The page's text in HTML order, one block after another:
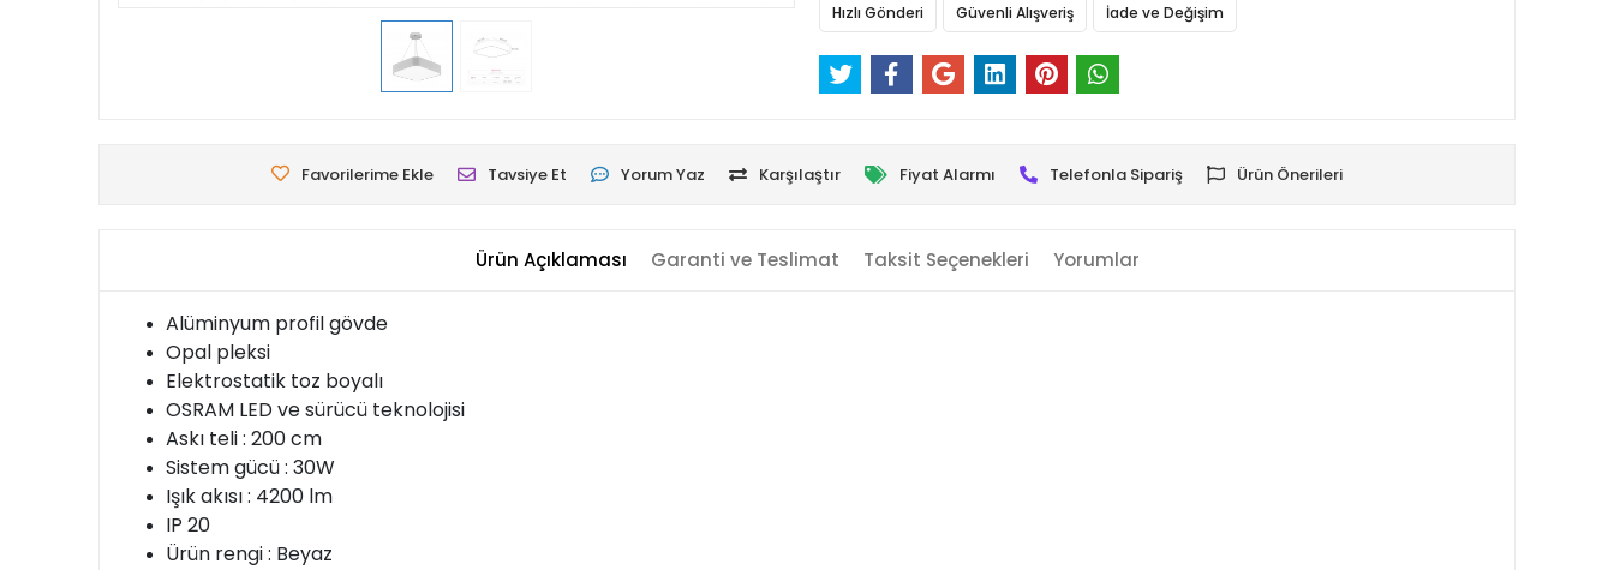
Hızlı Gönderi Güvenli Alışveriş İade ve Değişim
Favorilerime Ekle Tavsiye Et Yorum Yaz Karşılaştır Fiyat Alarmı Telefonla Sipariş Ürün Önerileri
Ürün Açıklaması Garanti ve Teslimat Taksit Seçenekleri Yorumlar
Alüminyum profil gövde
Opal pleksi
Elektrostatik toz boyalı
OSRAM LED ve sürücü teknolojisi
Askı teli : 200 cm
Sistem gücü : 30W
Işık akısı : 4200 lm
IP 20
Ürün rengi : Beyaz